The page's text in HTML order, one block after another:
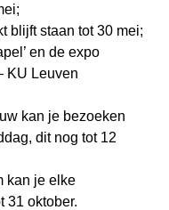
blijft staan tot 30 mei;
en de expo
KU Leuven
kan je bezoeken
dit nog tot 12
kan je elke
31 oktober.